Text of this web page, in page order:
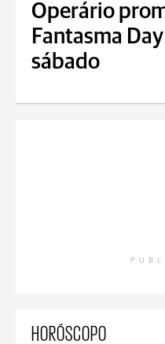
Operário
Fantasma
sábado
HORÓSCOPO